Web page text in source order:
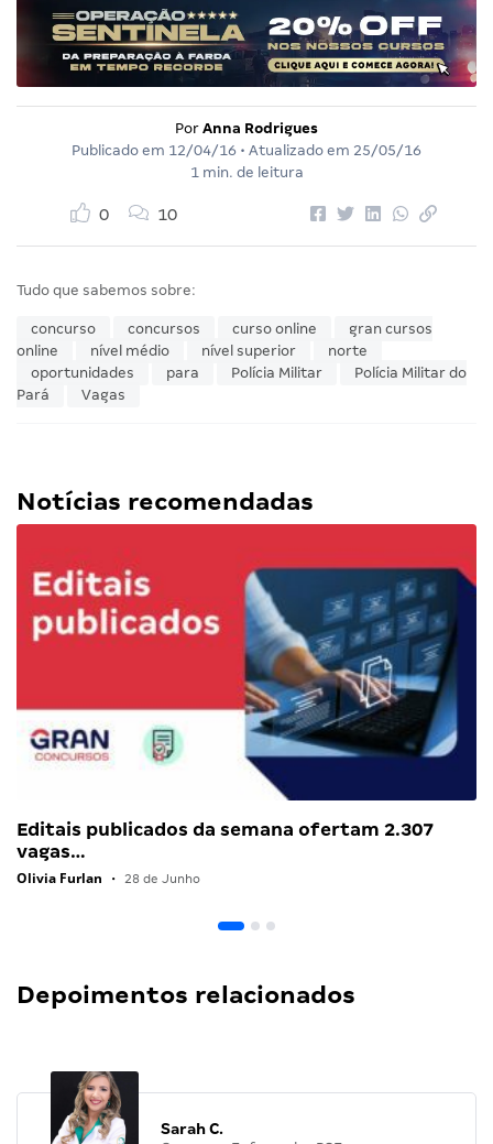
Por Anna Rodrigues
Publicado em 12/04/16 • Atualizado em 25/05/16
1 min. de leitura
0 10
Tudo que sabemos sobre:
concurso concursos curso online
gran cursos
online
nível médio nível superior
norte
oportunidades
para Polícia Militar
Polícia Militar do
Pará
Vagas
Notícias recomendadas
Editais publicados da semana ofertam 2.307
vagas…
Olivia Furlan • 28 de Junho
Depoimentos relacionados
Sarah C.